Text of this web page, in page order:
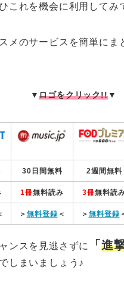
これを機会に利用してみ
メのサービスを簡単にま
▼ロゴをクリック!!▼
30日間無料 2週間無料
1冊無料読み 3冊無料読
＞ 無料登録＜ ＞ 無料登録
ンスを見逃さずに 「進
しまいましょう♪